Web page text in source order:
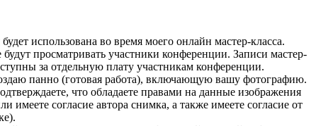
использована во время моего онлайн мастер-класса.
просматривать участники конференции. Записи мастер-
за отдельную плату участникам конференции.
панно (готовая работа), включающую вашу фотографию.
что обладаете правами на данные изображения
имеете согласие автора снимка, а также имеете согласие от